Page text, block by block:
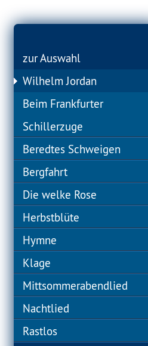
zur Auswahl
Wilhelm Jordan
Beim Frankfurter
Schillerzuge
Beredtes Schweigen
Bergfahrt
Die welke Rose
Herbstblüte
Hymne
Klage
Mittsommerabendlied
Nachtlied
Rastlos